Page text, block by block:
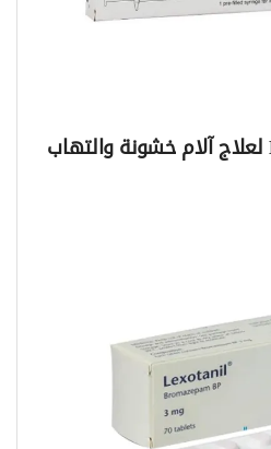
هيالجان – HYALGAN لعلاج آلام خشونة والتهاب